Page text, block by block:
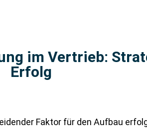
im Vertrieb:
Erfolg
Faktor für den Aufbau